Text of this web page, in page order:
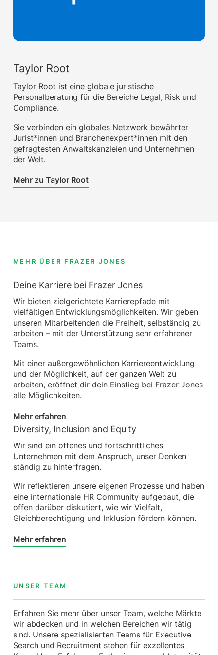
Taylor Root
Taylor Root ist eine globale juristische
Personalberatung für die Bereiche Legal, Risk und
Compliance.
Sie verbinden ein globales Netzwerk bewährter
Jurist*innen und Branchenexpert*innen mit den
gefragtesten Anwaltskanzleien und Unternehmen
der Welt.
Mehr zu Taylor Root
MEHR ÜBER FRAZER JONES
Deine Karriere bei Frazer Jones
Wir bieten zielgerichtete Karrierepfade mit
vielfältigen Entwicklungsmöglichkeiten. Wir geben
unseren Mitarbeitenden die Freiheit, selbständig zu
arbeiten – mit der Unterstützung sehr erfahrener
Teams.
Mit einer außergewöhnlichen Karriereentwicklung
und der Möglichkeit, auf der ganzen Welt zu
arbeiten, eröffnet dir dein Einstieg bei Frazer Jones
alle Möglichkeiten.
Mehr erfahren
Diversity, Inclusion and Equity
Wir sind ein offenes und fortschrittliches
Unternehmen mit dem Anspruch, unser Denken
ständig zu hinterfragen.
Wir reflektieren unsere eigenen Prozesse und haben
eine internationale HR Community aufgebaut, die
offen darüber diskutiert, wie wir Vielfalt,
Gleichberechtigung und Inklusion fördern können.
Mehr erfahren
UNSER TEAM
Erfahren Sie mehr über unser Team, welche Märkte
wir abdecken und in welchen Bereichen wir tätig
sind. Unsere spezialisierten Teams für Executive
Search und Recruitment stehen für exzellentes